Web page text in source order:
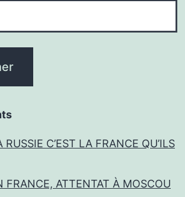
C’EST LA FRANCE QU’ILS
FRANCE, ATTENTAT À MOSCOU